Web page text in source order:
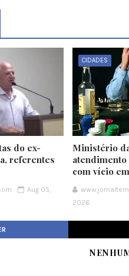
do ex-
referentes
Aug 05,
CIDADES
Ministério
atendimento
com vício
2026